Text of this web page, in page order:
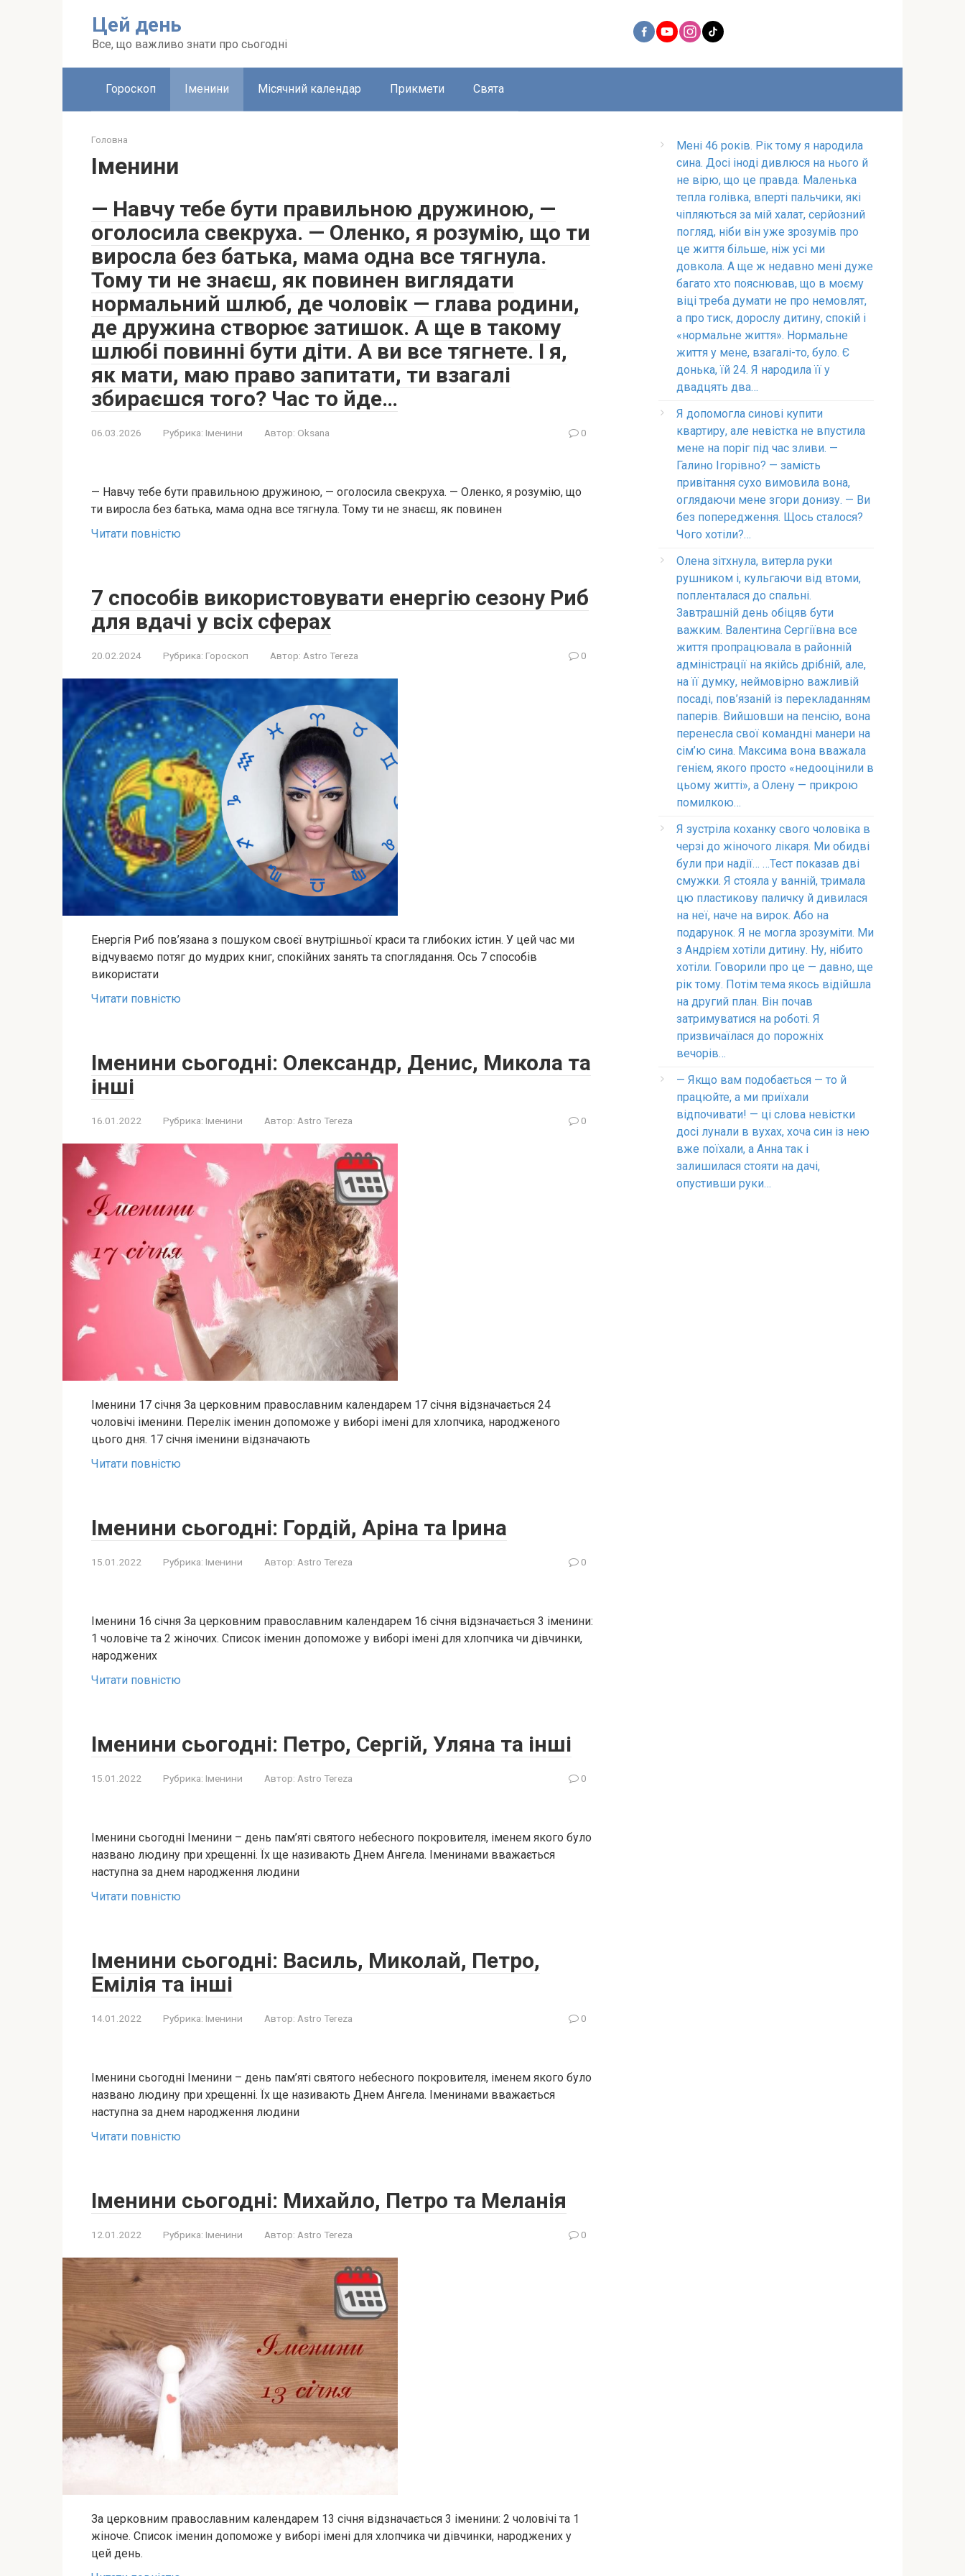
Цей день
Все, що важливо знати про сьогодні
Гороскоп Іменини Місячний календар Прикмети Свята
Головна
Іменини
— Навчу тебе бути правильною дружиною, —
оголосила свекруха. — Оленко, я розумію, що ти
виросла без батька, мама одна все тягнула.
Тому ти не знаєш, як повинен виглядати
нормальний шлюб, де чоловік — глава родини,
де дружина створює затишок. А ще в такому
шлюбі повинні бути діти. А ви все тягнете. І я,
як мати, маю право запитати, ти взагалі
збираєшся того? Час то йде…
06.03.2026 Рубрика: Іменини Автор: Oksana 0
— Навчу тебе бути правильною дружиною, — оголосила свекруха. — Оленко, я розумію, що
ти виросла без батька, мама одна все тягнула. Тому ти не знаєш, як повинен
Читати повністю
7 способів використовувати енергію сезону Риб
для вдачі у всіх сферах
20.02.2024 Рубрика: Гороскоп Автор: Astro Tereza 0
Енергія Риб пов’язана з пошуком своєї внутрішньої краси та глибоких істин. У цей час ми
відчуваємо потяг до мудрих книг, спокійних занять та споглядання. Ось 7 способів
використати
Читати повністю
Іменини сьогодні: Олександр, Денис, Микола та
інші
16.01.2022 Рубрика: Іменини Автор: Astro Tereza 0
Іменини 17 січня За церковним православним календарем 17 січня відзначається 24
чоловічі іменини. Перелік іменин допоможе у виборі імені для хлопчика, народженого
цього дня. 17 січня іменини відзначають
Читати повністю
Іменини сьогодні: Гордій, Аріна та Ірина
15.01.2022 Рубрика: Іменини Автор: Astro Tereza 0
Іменини 16 січня За церковним православним календарем 16 січня відзначається 3 іменини:
1 чоловіче та 2 жіночих. Список іменин допоможе у виборі імені для хлопчика чи дівчинки,
народжених
Читати повністю
Іменини сьогодні: Петро, Сергій, Уляна та інші
15.01.2022 Рубрика: Іменини Автор: Astro Tereza 0
Іменини сьогодні Іменини – день пам’яті святого небесного покровителя, іменем якого було
названо людину при хрещенні. Їх ще називають Днем Ангела. Іменинами вважається
наступна за днем ​​народження людини
Читати повністю
Іменини сьогодні: Василь, Миколай, Петро,
Емілія та інші
14.01.2022 Рубрика: Іменини Автор: Astro Tereza 0
Іменини сьогодні Іменини – день пам’яті святого небесного покровителя, іменем якого було
названо людину при хрещенні. Їх ще називають Днем Ангела. Іменинами вважається
наступна за днем ​​народження людини
Читати повністю
Іменини сьогодні: Михайло, Петро та Меланія
12.01.2022 Рубрика: Іменини Автор: Astro Tereza 0
За церковним православним календарем 13 січня відзначається 3 іменини: 2 чоловічі та 1
жіноче. Список іменин допоможе у виборі імені для хлопчика чи дівчинки, народжених у
цей день.
Мені 46 років. Рік тому я народила
сина. Досі іноді дивлюся на нього й
не вірю, що це правда. Маленька
тепла голівка, вперті пальчики, які
чіпляються за мій халат, серйозний
погляд, ніби він уже зрозумів про
це життя більше, ніж усі ми
довкола. A ще ж недавно мені дуже
багато хто пояснював, що в моєму
віці треба думати не про немовлят,
а про тиск, дорослу дитину, спокій і
«нормальне життя». Нормальне
життя у мене, взагалі-то, було. Є
донька, їй 24. Я народила її у
двадцять два…
Я допомогла синові купити
квартиру, але невістка не впустила
мене на поріг під час зливи. —
Галино Ігорівно? — замість
привітання сухо вимовила вона,
оглядаючи мене згори донизу. — Ви
без попередження. Щось сталося?
Чого хотіли?…
Олена зітхнула, витерла руки
рушником і, кульгаючи від втоми,
попленталася до спальні.
Завтрашній день обіцяв бути
важким. Валентина Сергіївна все
життя пропрацювала в районній
адміністрації на якійсь дрібній, але,
на її думку, неймовірно важливій
посаді, пов’язаній із перекладанням
паперів. Вийшовши на пенсію, вона
перенесла свої командні манери на
сім’ю сина. Максима вона вважала
генієм, якого просто «недооцінили в
цьому житті», а Олену — прикрою
помилкою…
Я зустріла коханку свого чоловіка в
черзі до жіночого лікаря. Ми обидві
були при надії… …Тест показав дві
смужки. Я стояла у ванній, тримала
цю пластикову паличку й дивилася
на неї, наче на вирок. Або на
подарунок. Я не могла зрозуміти. Ми
з Андрієм хотіли дитину. Ну, нібито
хотіли. Говорили про це — давно, ще
рік тому. Потім тема якось відійшла
на другий план. Він почав
затримуватися на роботі. Я
призвичаїлася до порожніх
вечорів…
— Якщо вам подобається — то й
працюйте, а ми приїхали
відпочивати! — ці слова невістки
досі лунали в вухах, хоча син із нею
вже поїхали, а Анна так і
залишилася стояти на дачі,
опустивши руки…